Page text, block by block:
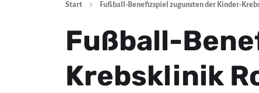
Start Fußball-Benefizspiel zugunsten der Kinder-
Fußball-
Krebsklinik